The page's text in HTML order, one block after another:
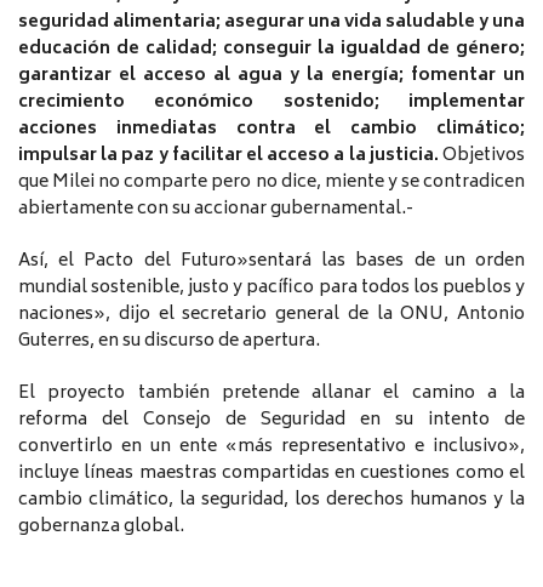
seguridad alimentaria; asegurar una vida saludable y una
educación de calidad; conseguir la igualdad de género;
garantizar el acceso al agua y la energía; fomentar un
crecimiento económico sostenido; implementar
acciones inmediatas contra el cambio climático;
impulsar la paz y facilitar el acceso a la justicia.Objetivos
que Milei no comparte pero no dice, miente y se contradicen
abiertamente con su accionar gubernamental.-
Así, el Pacto del Futuro»sentará las bases de un orden
mundial sostenible, justo y pacífico para todos los pueblos y
naciones», dijo el secretario general de la ONU, Antonio
Guterres, en su discurso de apertura.
El proyecto también pretende allanar el camino a la
reforma del Consejo de Seguridad en su intento de
convertirlo en un ente «más representativo e inclusivo»,
incluye líneas maestras compartidas en cuestiones como el
cambio climático, la seguridad, los derechos humanos y la
gobernanza global.